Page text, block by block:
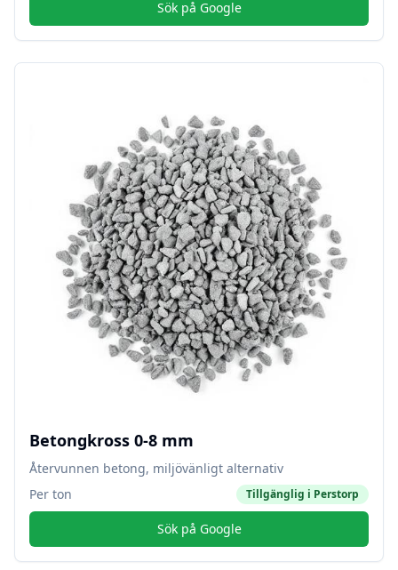
Sök på Google
Betongkross 0-8 mm
Återvunnen betong, miljövänligt alternativ
Per ton
Tillgänglig i Perstorp
Sök på Google